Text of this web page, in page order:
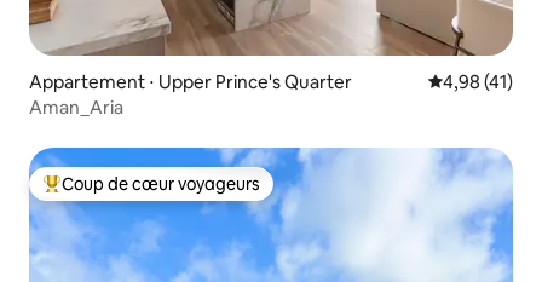
Appartement ⋅ Upper Prince's Quarter Évaluation
4,98 (41)
Aman_Aria
Coups de cœur voyageurs les plus appréciés
Coup de cœur voyageurs